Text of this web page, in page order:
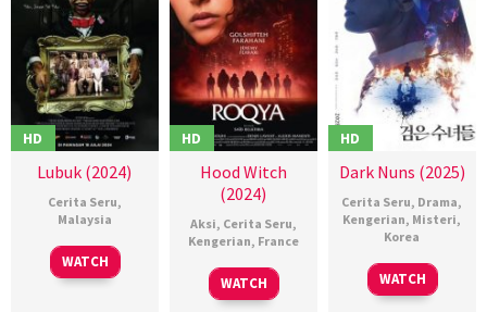
HD
Lubuk (2024)
Cerita Seru,
Malaysia
18
Jul
Mark
Lee
WATCH
HD
Hood Witch
(2024)
Aksi, Cerita Seru,
Kengerian, France
15
May
Saïd
Belktibia
WATCH
HD
Dark Nuns (2025)
Cerita Seru, Drama,
Kengerian, Misteri,
Korea
24
Jan
권
혁
WATCH